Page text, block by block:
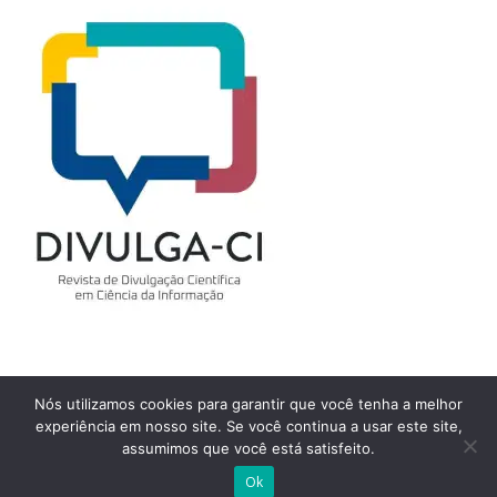
Assinar NewsLetters
Nós utilizamos cookies para garantir que você tenha a melhor
experiência em nosso site. Se você continua a usar este site,
assumimos que você está satisfeito.
Ok